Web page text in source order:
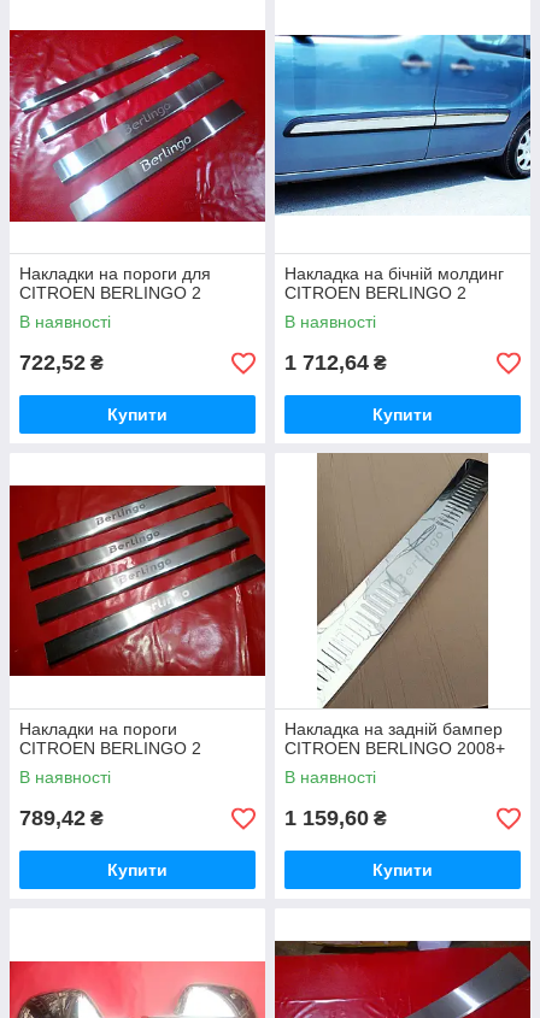
Накладки на пороги для
CITROEN BERLINGO 2
В наявності
722,52 ₴
Купити
Накладка на бічній молдинг
CITROEN BERLINGO 2
В наявності
1 712,64 ₴
Купити
Накладки на пороги
CITROEN BERLINGO 2
В наявності
789,42 ₴
Купити
Накладка на задній бампер
CITROEN BERLINGO 2008+
В наявності
1 159,60 ₴
Купити